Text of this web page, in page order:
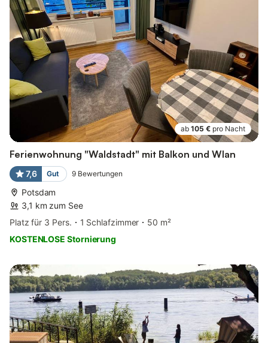
ab 105 € pro Nacht
Ferienwohnung "Waldstadt" mit Balkon und Wlan
7,6 Gut 9 Bewertungen
Potsdam
3,1 km zum See
Platz für 3 Pers.
1 Schlafzimmer
50 m²
KOSTENLOSE Stornierung